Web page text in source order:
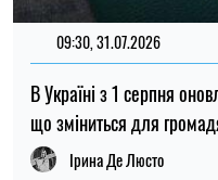
14:00, 08.08.2026